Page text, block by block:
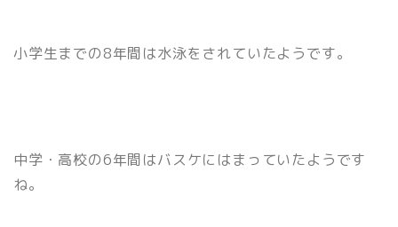
小学生までの8年間は水泳をされていたようです。
中学・高校の6年間はバスケにはまっていたようです
ね。